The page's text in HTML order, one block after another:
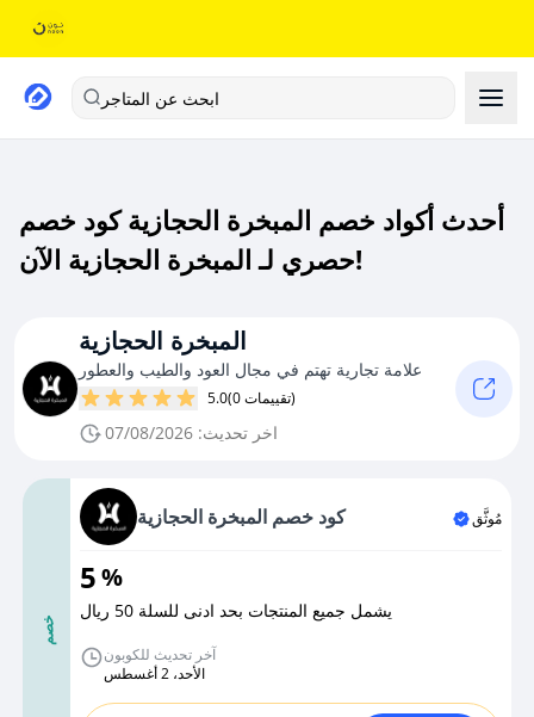
ابحث عن المتاجر
أحدث أكواد خصم المبخرة الحجازية كود خصم
حصري لـ المبخرة الحجازية الآن!
المبخرة الحجازية
علامة تجارية تهتم في مجال العود والطيب والعطور
5.0 (0 تقييمات)
اخر تحديث: 07/08/2026
خصم
كود خصم المبخرة الحجازية مُوثَّق
5%
يشمل جميع المنتجات بحد ادنى للسلة 50 ريال
آخر تحديث للكوبون
الأحد، 2 أغسطس